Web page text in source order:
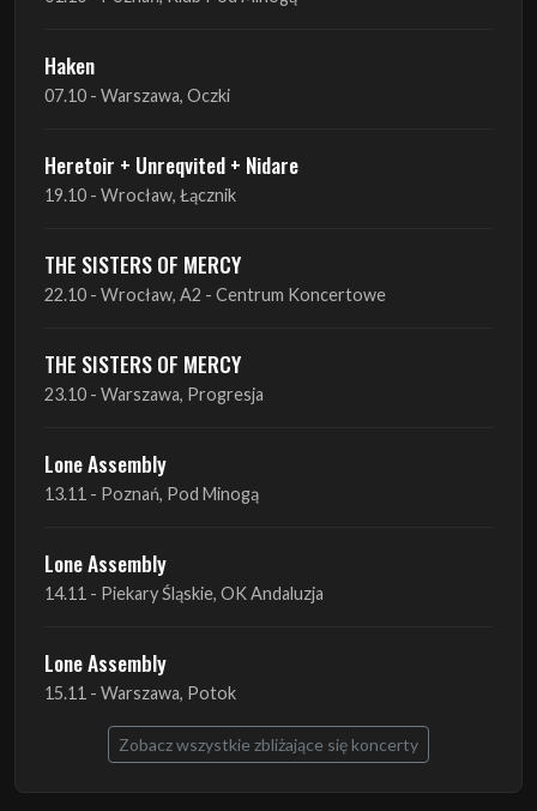
Heretoir + Unreqvited + Nidare
THE SISTERS OF MERCY
22.10 - Wrocław, A2 - Centrum Koncertowe
THE SISTERS OF MERCY
Lone Assembly
Lone Assembly
14.11 - Piekary Śląskie, OK Andaluzja
Lone Assembly
15.11 - Warszawa, Potok